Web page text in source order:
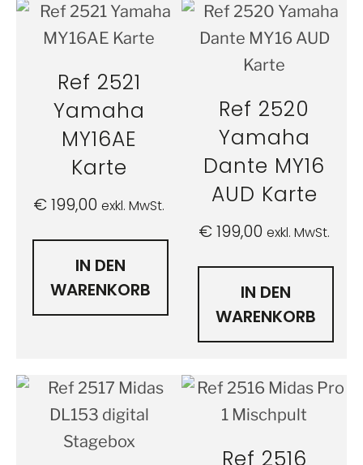
Ref 2521
Yamaha
MY16AE
Karte
€199,00 exkl. MwSt.
IN DEN
WARENKORB
Ref 2520
Yamaha
Dante MY16
AUD Karte
€199,00 exkl. MwSt.
IN DEN
WARENKORB
Ref 2516